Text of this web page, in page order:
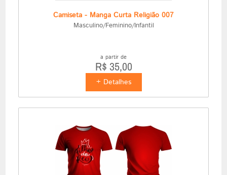
Camiseta - Manga Curta Religião 007
Masculino/Feminino/Infantil
a partir de
R$ 35,00
+ Detalhes